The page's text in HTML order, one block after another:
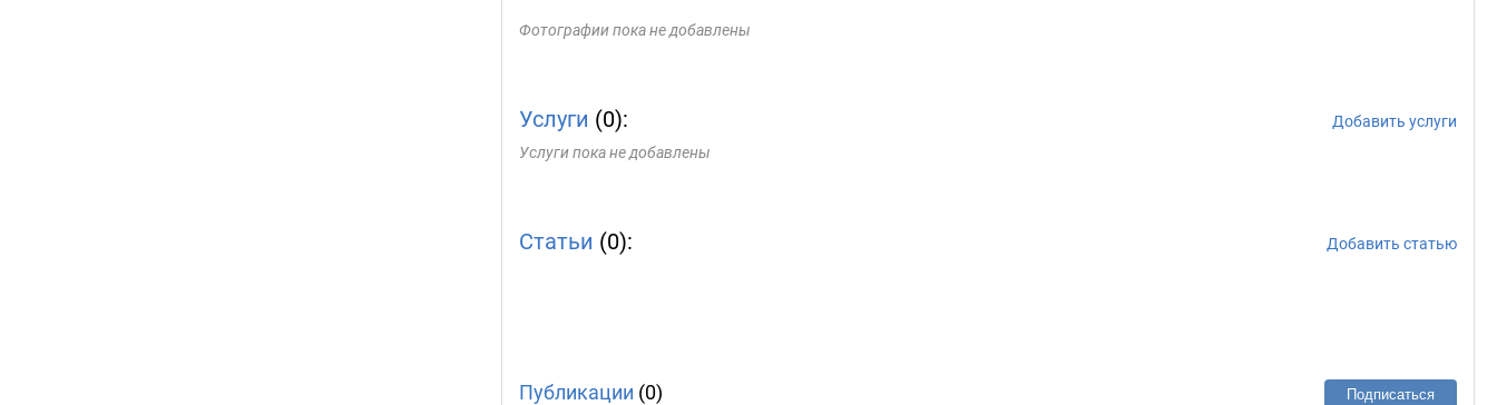
Фотографии пока не добавлены
Услуги (0):
Добавить услуги
Услуги пока не добавлены
Статьи (0): Добавить статью
Публикации (0) Подписаться